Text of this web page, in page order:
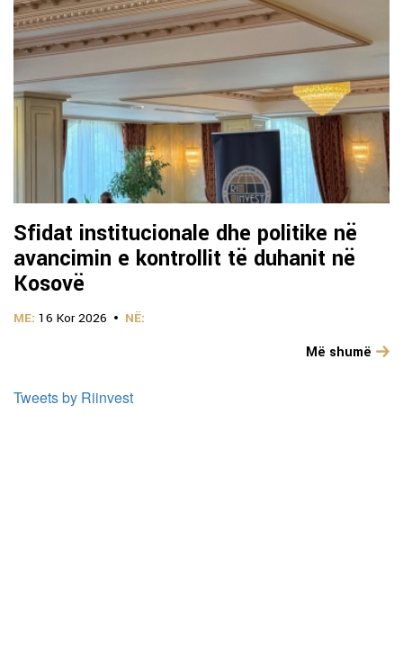
Sfidat institucionale dhe politike në
avancimin e kontrollit të duhanit në
Kosovë
ME: 16 Kor 2026 NË:
Më shumë
Tweets by Riinvest